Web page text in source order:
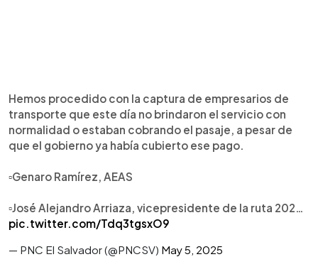
Hemos procedido con la captura de empresarios de
transporte que este día no brindaron el servicio con
normalidad o estaban cobrando el pasaje, a pesar de
que el gobierno ya había cubierto ese pago.
▫️Genaro Ramírez, AEAS
▫️José Alejandro Arriaza, vicepresidente de la ruta 202…
pic.twitter.com/Tdq3tgsxO9
— PNC El Salvador (@PNCSV) May 5, 2025